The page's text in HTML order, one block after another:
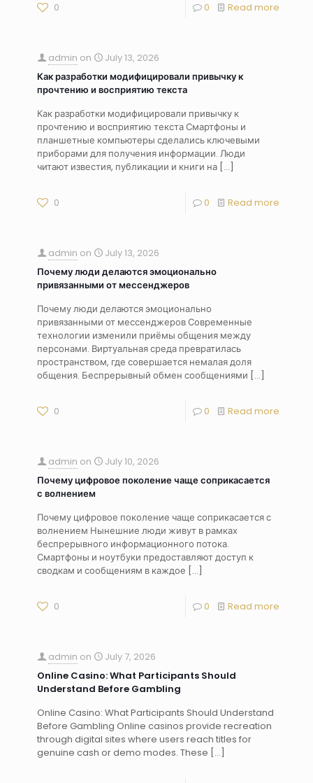
0 0 Read more
admin on
July 13, 2026
Как разработки модифицировали привычку к
прочтению и восприятию текста
Как разработки модифицировали привычку к
прочтению и восприятию текста Смартфоны и
планшетные компьютеры сделались ключевыми
приборами для получения информации. Люди
читают известия, публикации и книги на […]
0 0 Read more
admin on
July 13, 2026
Почему люди делаются эмоционально
привязанными от мессенджеров
Почему люди делаются эмоционально
привязанными от мессенджеров Современные
технологии изменили приёмы общения между
персонами. Виртуальная среда превратилась
пространством, где совершается немалая доля
общения. Беспрерывный обмен сообщениями […]
0 0 Read more
admin on
July 10, 2026
Почему цифровое поколение чаще соприкасается
с волнением
Почему цифровое поколение чаще соприкасается с
волнением Нынешние люди живут в рамках
беспрерывного информационного потока.
Смартфоны и ноутбуки предоставляют доступ к
сводкам и сообщениям в каждое […]
0 0 Read more
admin on
July 7, 2026
Online Casino: What Participants Should
Understand Before Gambling
Online Casino: What Participants Should Understand
Before Gambling Online casinos provide recreation
through digital sites where users reach titles for
genuine cash or demo modes. These […]